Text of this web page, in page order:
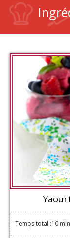
Temps total :10 min